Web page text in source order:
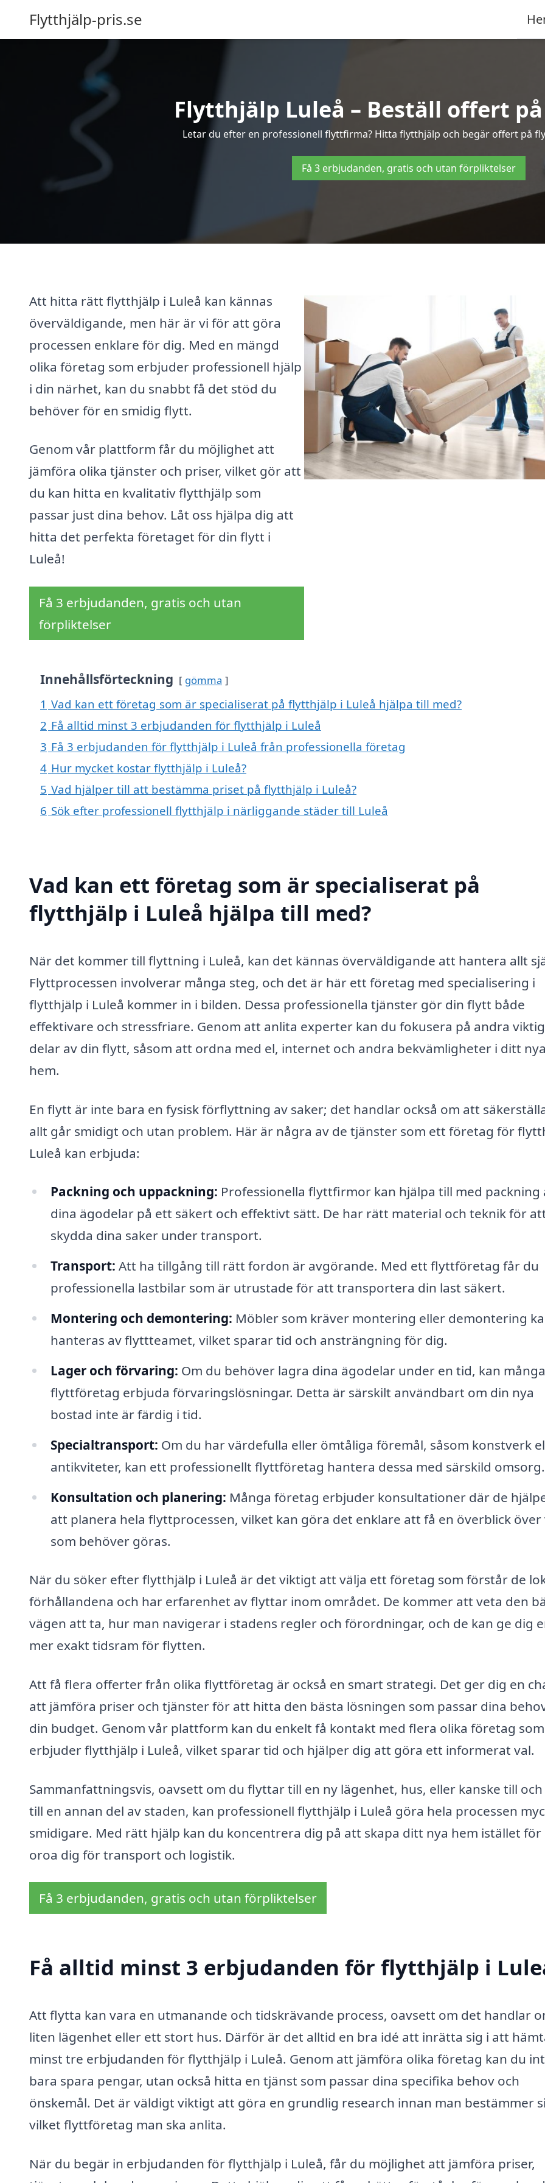
Flytthjälp-pris.se
Flytthjälp Luleå – Beställ offert
Letar du efter en professionell flyttfirma? Hitta flytthjälp och begär offert på
Få 3 erbjudanden, gratis och utan förpliktelser
Att hitta rätt flytthjälp i Luleå kan kännas
överväldigande, men här är vi för att göra
processen enklare för dig. Med en mängd
olika företag som erbjuder professionell hjälp
i din närhet, kan du snabbt få det stöd du
behöver för en smidig flytt.
Genom vår plattform får du möjlighet att
jämföra olika tjänster och priser, vilket gör att
du kan hitta en kvalitativ flytthjälp som
passar just dina behov. Låt oss hjälpa dig att
hitta det perfekta företaget för din flytt i
Luleå!
Få 3 erbjudanden, gratis och utan
förpliktelser
Innehållsförteckning gömma
1 Vad kan ett företag som är specialiserat på flytthjälp i Luleå hjälpa till med?
2 Få alltid minst 3 erbjudanden för flytthjälp i Luleå
3 Få 3 erbjudanden för flytthjälp i Luleå från professionella företag
4 Hur mycket kostar flytthjälp i Luleå?
5 Vad hjälper till att bestämma priset på flytthjälp i Luleå?
6 Sök efter professionell flytthjälp i närliggande städer till Luleå
Vad kan ett företag som är specialiserat på
flytthjälp i Luleå hjälpa till med?
När det kommer till flyttning i Luleå, kan det kännas överväldigande att hantera allt
Flyttprocessen involverar många steg, och det är här ett företag med specialisering i
flytthjälp i Luleå kommer in i bilden. Dessa professionella tjänster gör din flytt både
effektivare och stressfriare. Genom att anlita experter kan du fokusera på andra
delar av din flytt, såsom att ordna med el, internet och andra bekvämligheter i ditt nya
hem.
En flytt är inte bara en fysisk förflyttning av saker; det handlar också om att
allt går smidigt och utan problem. Här är några av de tjänster som ett företag för
Luleå kan erbjuda:
Packning och uppackning: Professionella flyttfirmor kan hjälpa till med packning
dina ägodelar på ett säkert och effektivt sätt. De har rätt material och teknik för
skydda dina saker under transport.
Transport: Att ha tillgång till rätt fordon är avgörande. Med ett flyttföretag får du
professionella lastbilar som är utrustade för att transportera din last säkert.
Montering och demontering: Möbler som kräver montering eller demontering
hanteras av flyttteamet, vilket sparar tid och ansträngning för dig.
Lager och förvaring: Om du behöver lagra dina ägodelar under en tid, kan många
flyttföretag erbjuda förvaringslösningar. Detta är särskilt användbart om din nya
bostad inte är färdig i tid.
Specialtransport: Om du har värdefulla eller ömtåliga föremål, såsom konstverk
antikviteter, kan ett professionellt flyttföretag hantera dessa med särskild omsorg.
Konsultation och planering: Många företag erbjuder konsultationer där de
att planera hela flyttprocessen, vilket kan göra det enklare att få en överblick över
som behöver göras.
När du söker efter flytthjälp i Luleå är det viktigt att välja ett företag som förstår de
förhållandena och har erfarenhet av flyttar inom området. De kommer att veta den
vägen att ta, hur man navigerar i stadens regler och förordningar, och de kan ge dig
mer exakt tidsram för flytten.
Att få flera offerter från olika flyttföretag är också en smart strategi. Det ger dig en
att jämföra priser och tjänster för att hitta den bästa lösningen som passar dina
din budget. Genom vår plattform kan du enkelt få kontakt med flera olika företag som
erbjuder flytthjälp i Luleå, vilket sparar tid och hjälper dig att göra ett informerat val.
Sammanfattningsvis, oavsett om du flyttar till en ny lägenhet, hus, eller kanske till och
till en annan del av staden, kan professionell flytthjälp i Luleå göra hela processen
smidigare. Med rätt hjälp kan du koncentrera dig på att skapa ditt nya hem istället
oroa dig för transport och logistik.
Få 3 erbjudanden, gratis och utan förpliktelser
Få alltid minst 3 erbjudanden för flytthjälp i
Att flytta kan vara en utmanande och tidskrävande process, oavsett om det handlar
liten lägenhet eller ett stort hus. Därför är det alltid en bra idé att inrätta sig i att
minst tre erbjudanden för flytthjälp i Luleå. Genom att jämföra olika företag kan du
bara spara pengar, utan också hitta en tjänst som passar dina specifika behov och
önskemål. Det är väldigt viktigt att göra en grundlig research innan man bestämmer
vilket flyttföretag man ska anlita.
När du begär in erbjudanden för flytthjälp i Luleå, får du möjlighet att jämföra priser,